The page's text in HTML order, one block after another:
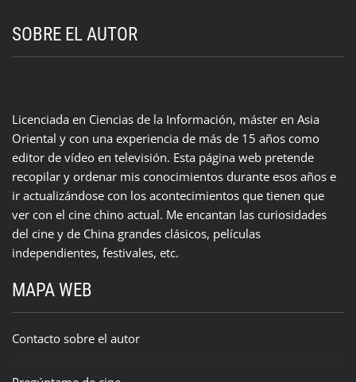
SOBRE EL AUTOR
Licenciada en Ciencias de la Información, máster en Asia
Oriental y con una experiencia de más de 15 años como
editor de vídeo en televisión. Esta página web pretende
recopilar y ordenar mis conocimientos durante esos años e
ir actualizándose con los acontecimientos que tienen que
ver con el cine chino actual. Me encantan las curiosidades
del cine y de China grandes clásicos, películas
independientes, festivales, etc.
MAPA WEB
Contacto sobre el autor